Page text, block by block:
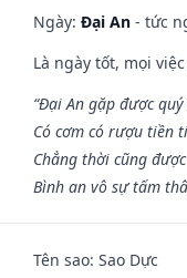
Ngày: Đại An - tức
Là ngày tốt, mọi
“Đại An gặp được
Có cơm có rượu tiền
Chẳng thời cũng
Bình an vô sự tấm
Tên sao: Sao Dực